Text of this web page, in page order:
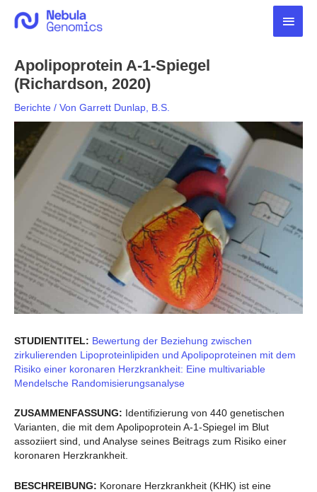
Inhalt
Apolipoprotein A-1-Spiegel
(Richardson, 2020)
Berichte / Von Garrett Dunlap, B.S.
STUDIENTITEL: Bewertung der Beziehung zwischen
zirkulierenden Lipoproteinlipiden und Apolipoproteinen mit dem
Risiko einer koronaren Herzkrankheit: Eine multivariable
Mendelsche Randomisierungsanalyse
ZUSAMMENFASSUNG: Identifizierung von 440 genetischen
Varianten, die mit dem Apolipoprotein A-1-Spiegel im Blut
assoziiert sind, und Analyse seines Beitrags zum Risiko einer
koronaren Herzkrankheit.
BESCHREIBUNG: Koronare Herzkrankheit (KHK) ist eine